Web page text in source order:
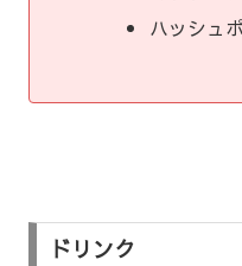
ハッシュ
ドリンク